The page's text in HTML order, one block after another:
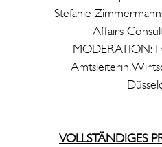
Stefanie
Affairs
MODERATION:
Amtsleiterin,
VOLLSTÄNDIGES